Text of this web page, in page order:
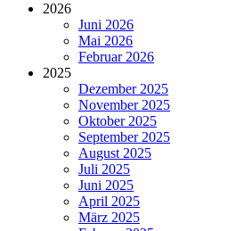
2026
Juni 2026
Mai 2026
Februar 2026
2025
Dezember 2025
November 2025
Oktober 2025
September 2025
August 2025
Juli 2025
Juni 2025
April 2025
März 2025